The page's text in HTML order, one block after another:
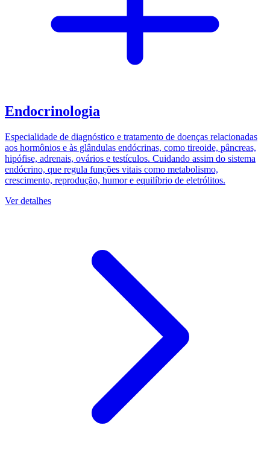
Endocrinologia
Especialidade de diagnóstico e tratamento de doenças relacionadas
aos hormônios e às glândulas endócrinas, como tireoide, pâncreas,
hipófise, adrenais, ovários e testículos. Cuidando assim do sistema
endócrino, que regula funções vitais como metabolismo,
crescimento, reprodução, humor e equilíbrio de eletrólitos.
Ver detalhes